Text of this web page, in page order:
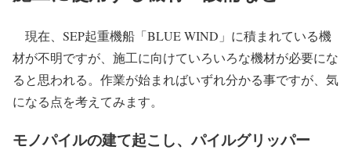
現在、SEP起重機船「BLUE WIND」に積まれている機
材が不明ですが、施工に向けていろいろな機材が必要にな
ると思われる。作業が始まればいずれ分かる事ですが、気
になる点を考えてみます。
モノパイルの建て起こし、パイルグリッパー